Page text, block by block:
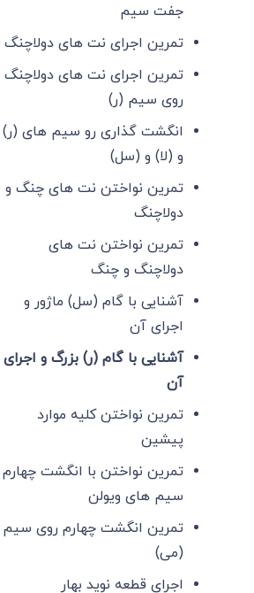
جفت سیم
تمرین اجرای نت های دولاچنگ
تمرین اجرای نت های دولاچنگ
روی سیم (ر)
انگشت گذاری رو سیم های (ر)
و (لا) و (سل)
تمرین نواختن نت های چنگ و
دولاچنگ
تمرین نواختن نت های
دولاچنگ و چنگ
آشنایی با گام (سل) ماژور و
اجرای آن
آشنایی با گام (ر) بزرگ و اجرای
آن
تمرین نواختن کلیه موارد
پیشین
تمرین نواختن با انگشت چهارم
سیم های ویولن
تمرین انگشت چهارم روی سیم
(می)
اجرای قطعه نوید بهار